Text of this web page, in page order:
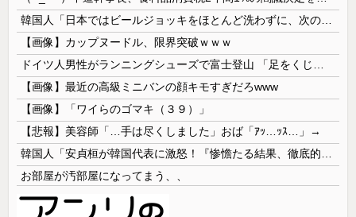
【画像】カップヌードル、限界突破ｗｗｗ
【画像】最近の高級ミニバンの顔キモすぎだろwww
【画像】「ワイらのゴマキ（３９）」
【悲報】美容師「…手は尽くしました」おば「ｱｯ…ｯｽ…」→
お部屋が汚部屋になってまう、、